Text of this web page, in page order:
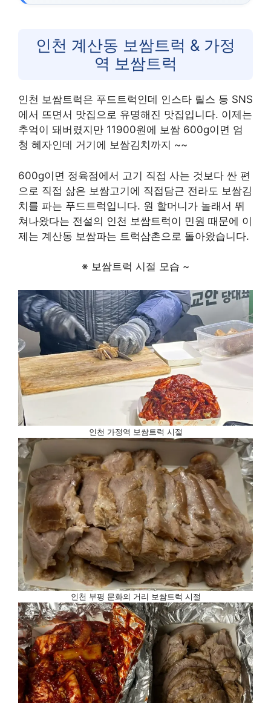
인천 계산동 보쌈트럭 & 가정
역 보쌈트럭
인천 보쌈트럭은 푸드트럭인데 인스타 릴스 등 SNS
에서 뜨면서 맛집으로 유명해진 맛집입니다. 이제는
추억이 돼버렸지만 11900원에 보쌈 600g이면 엄
청 혜자인데 거기에 보쌈김치까지 ~~
600g이면 정육점에서 고기 직접 사는 것보다 싼 편
으로 직접 삶은 보쌈고기에 직접담근 전라도 보쌈김
치를 파는 푸드트럭입니다. 원 할머니가 놀래서 뛰
쳐나왔다는 전설의 인천 보쌈트럭이 민원 때문에 이
제는 계산동 보쌈파는 트럭삼촌으로 돌아왔습니다.
※ 보쌈트럭 시절 모습 ~
인천 가정역 보쌈트럭 시절
인천 부평 문화의 거리 보쌈트럭 시절